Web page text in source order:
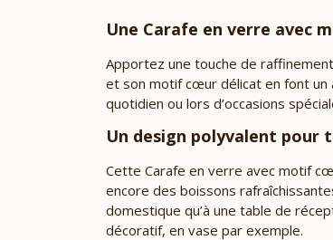
Une Carafe en verre avec
Apportez une touche de
et son motif cœur délicat en font un
quotidien ou lors d’occasions
Un design polyvalent pour
Cette Carafe en verre avec motif
encore des boissons
domestique qu’à une table de
décoratif, en vase par exemple.